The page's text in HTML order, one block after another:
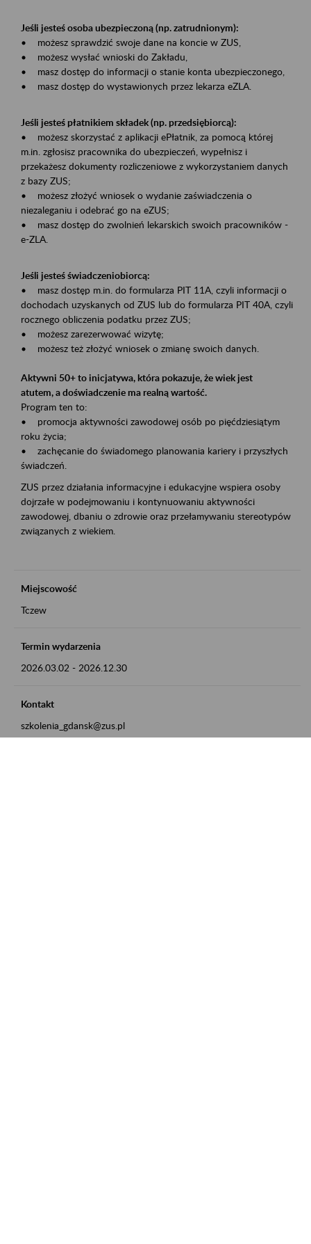
Jeśli jesteś osoba ubezpieczoną (np. zatrudnionym):
• możesz sprawdzić swoje dane na koncie w ZUS,
• możesz wysłać wnioski do Zakładu,
• masz dostęp do informacji o stanie konta ubezpieczonego,
• masz dostęp do wystawionych przez lekarza eZLA.
Jeśli jesteś płatnikiem składek (np. przedsiębiorcą):
• możesz skorzystać z aplikacji ePłatnik, za pomocą której
m.in. zgłosisz pracownika do ubezpieczeń, wypełnisz i
przekażesz dokumenty rozliczeniowe z wykorzystaniem danych
z bazy ZUS;
• możesz złożyć wniosek o wydanie zaświadczenia o
niezaleganiu i odebrać go na eZUS;
• masz dostęp do zwolnień lekarskich swoich pracowników -
e-ZLA.
Jeśli jesteś świadczeniobiorcą:
• masz dostęp m.in. do formularza PIT 11A, czyli informacji o
dochodach uzyskanych od ZUS lub do formularza PIT 40A, czyli
rocznego obliczenia podatku przez ZUS;
• możesz zarezerwować wizytę;
• możesz też złożyć wniosek o zmianę swoich danych.
Aktywni 50+ to inicjatywa, która pokazuje, że wiek jest
atutem, a doświadczenie ma realną wartość.
Program ten to:
• promocja aktywności zawodowej osób po pięćdziesiątym
roku życia;
• zachęcanie do świadomego planowania kariery i przyszłych
świadczeń.
ZUS przez działania informacyjne i edukacyjne wspiera osoby
dojrzałe w podejmowaniu i kontynuowaniu aktywności
zawodowej, dbaniu o zdrowie oraz przełamywaniu stereotypów
związanych z wiekiem.
Miejscowość
Tczew
Termin wydarzenia
2026.03.02 - 2026.12.30
Kontakt
szkolenia_gdansk@zus.pl